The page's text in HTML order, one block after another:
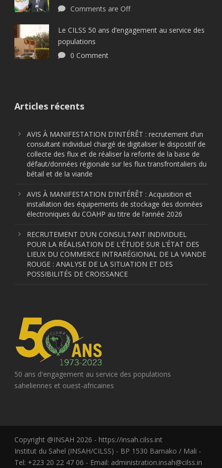
Comments are Off
Le CILSS 50 ans d’engagement au service des
populations
0 Comment
Articles récents
AVIS À MANIFESTATION D’INTÉRÊT : recrutement d’un
consultant individuel chargé de digitaliser le dispositif de
collecte des flux et de réaliser la refonte de la base de
défaut/données régionale sur les flux transfrontaliers du
bétail et de la viande
AVIS À MANIFESTATION D’INTÉRÊT : Acquisition et
installation des équipements de stockage des données
électroniques du COAHP au titre de l’année 2026
RECRUTEMENT D’UN CONSULTANT INDIVIDUEL
POUR LA RÉALISATION DE L’ÉTUDE SUR L’ÉTAT DES
LIEUX DU COMMERCE INTRARÉGIONAL DE LA VIANDE
ROUGE : ANALYSE DE LA SITUATION ET DES
POSSIBILITÉS DE CROISSANCE
50 ans d'engagement au service des populations
saheliennes et ouest-africaines
Copyright @INSAH 2026 - https://insah.cilss.int
Institut du Sahel (INSAH/CILSS) - BP 1530 Bamako / Mali -
Tel: +223 20 22 47 06 - Email: administration.insah@cilss.in